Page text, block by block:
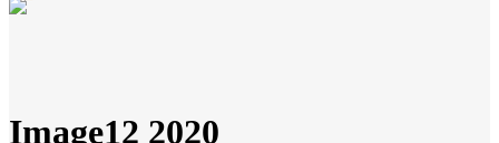
Image12 2020